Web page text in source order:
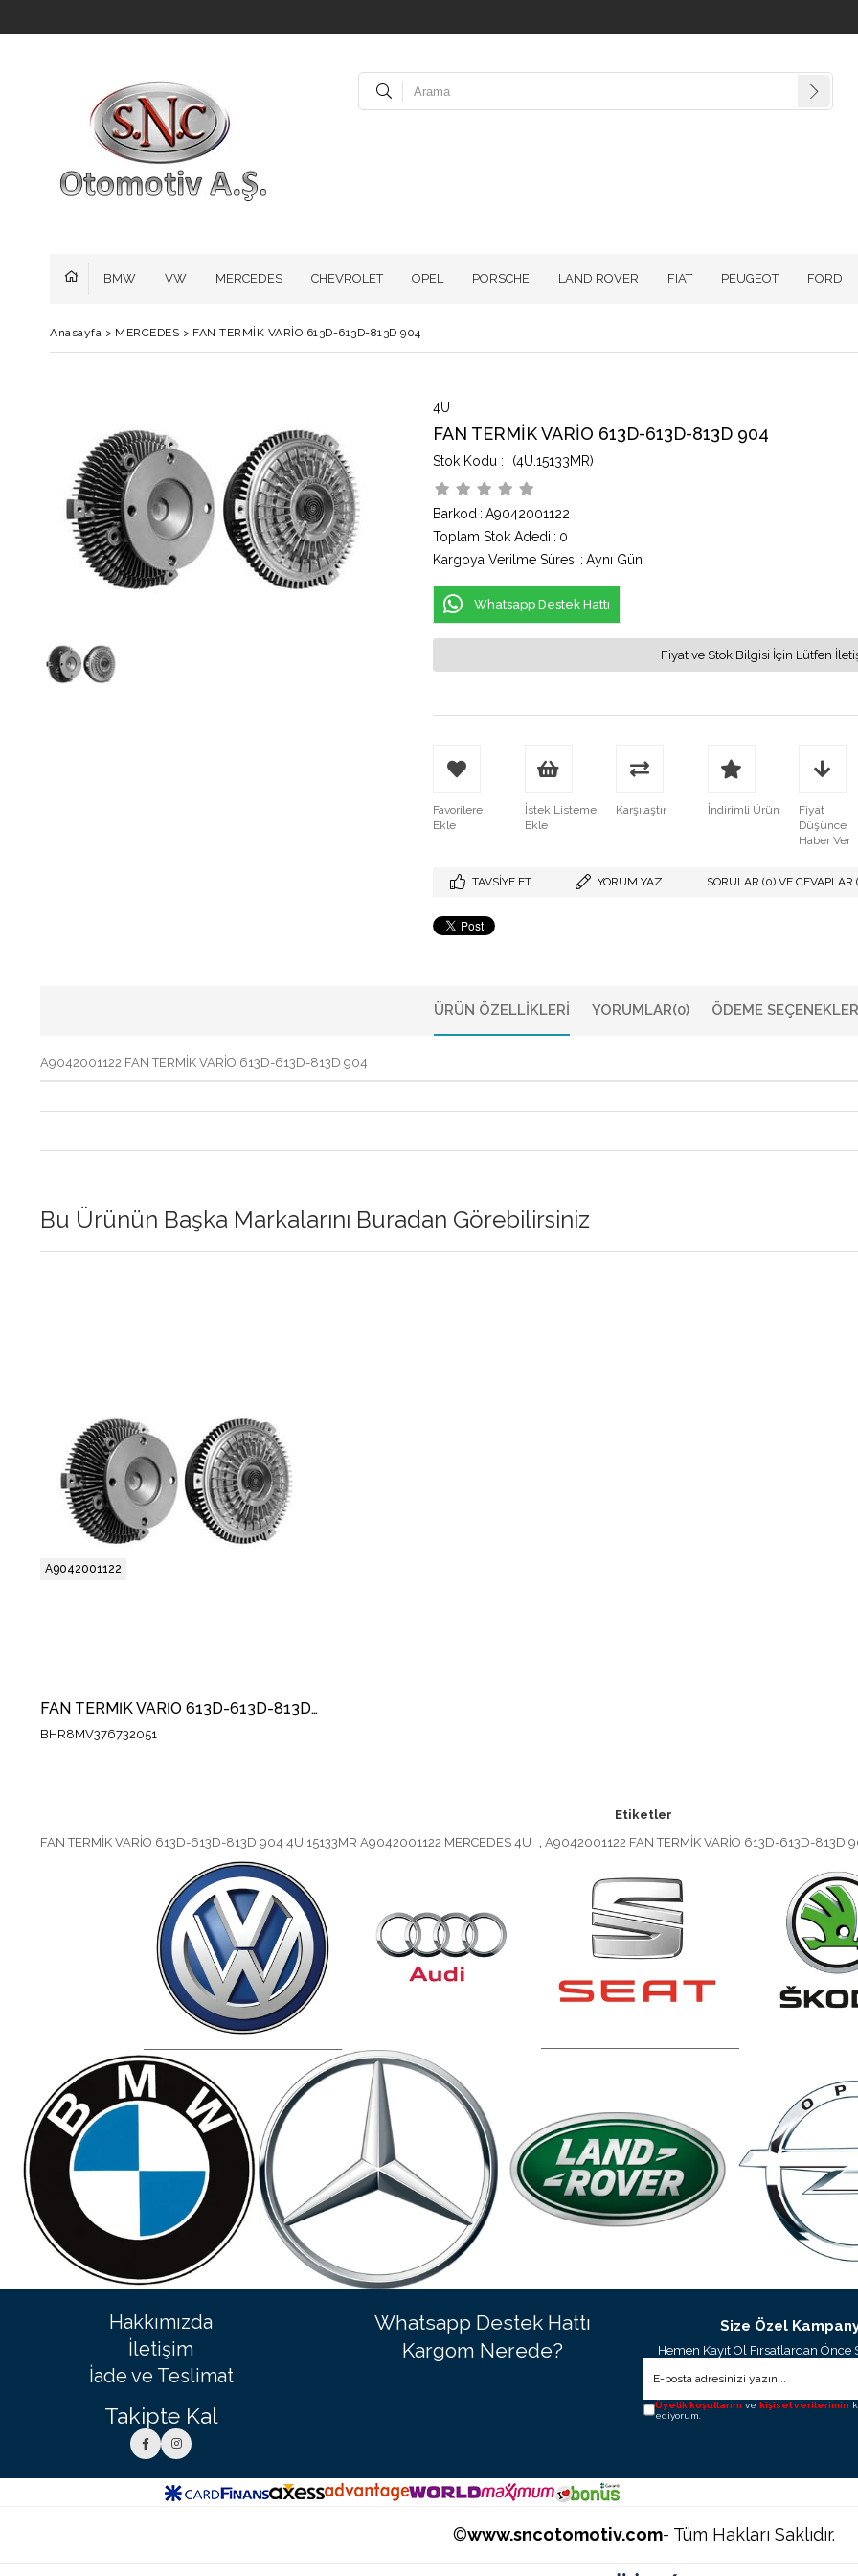
BMW VW MERCEDES CHEVROLET OPEL PORSCHE LAND ROVER FIAT PEUGEOT FORD
Anasayfa > MERCEDES > FAN TERMİK VARİO 613D-613D-813D 904
4U
FAN TERMİK VARİO 613D-613D-813D 904
(4U.15133MR)
Barkod : A9042001122
Toplam Stok Adedi : 0
Kargoya Verilme Süresi : Aynı Gün
Whatsapp Destek Hattı
Fiyat ve Stok Bilgisi İçin Lütfen
Favorilere
Ekle
İstek Listeme
Ekle
Karşılaştır İndirimli Ürün
Fiyat
Düşünce
Haber Ver
TAVSIYE ET YORUM YAZ SORULAR (0) VE CEVAPLAR
ÜRÜN ÖZELLIKLERI YORUMLAR(0) ÖDEME
A9042001122 FAN TERMİK VARİO 613D-613D-813D 904
Bu Ürünün Başka Markalarını Buradan Görebilirsiniz
FAN TERMİK VARİO 613D-613D-813D 904
BHR8MV376732051
A9042001122
Etiketler
FAN TERMİK VARİO 613D-613D-813D 904 4U.15133MR A9042001122 MERCEDES 4U
A9042001122 FAN TERMİK VARİO 613D-613D-813D
Hakkımızda
İletişim
İade ve Teslimat
Takipte Kal
Whatsapp Destek Hattı
Kargom Nerede?
Size Özel
Hemen Kayıt Ol Fırsatlardan Önce
Üyelik koşullarını vekişisel verilerimin
ediyorum.
©www.sncotomotiv.com- Tüm Hakları Saklıdır.